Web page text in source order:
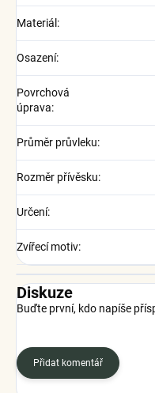
Materiál :
Osazení:
Povrchová
úprava:
Průměr průvleku:
Rozměr přívěsku:
Určení:
Zvířecí motiv:
Diskuze
Buďte první, kdo napíše
Přidat komentář